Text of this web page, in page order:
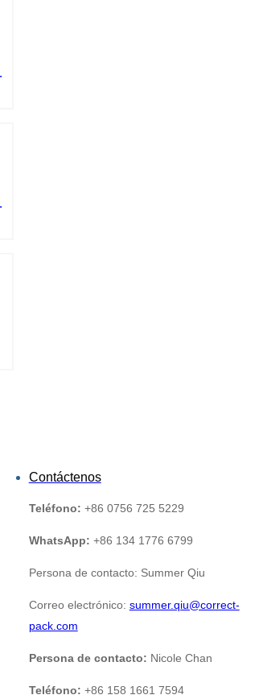
Contáctenos
Teléfono: +86 0756 725 5229
WhatsApp: +86 134 1776 6799
Persona de contacto: Summer Qiu
Correo electrónico: summer.qiu@correct-
pack.com
Persona de contacto: Nicole Chan
Teléfono: +86 158 1661 7594